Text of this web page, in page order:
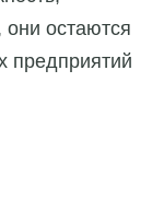
они остаются
предприятий